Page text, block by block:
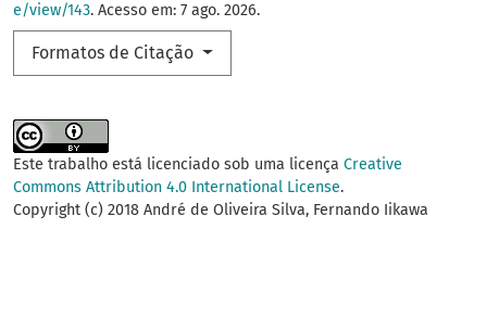
e/view/143. Acesso em: 7 ago. 2026.
Formatos de Citação
Este trabalho está licenciado sob uma licença Creative
Commons Attribution 4.0 International License.
Copyright (c) 2018 André de Oliveira Silva, Fernando Iikawa